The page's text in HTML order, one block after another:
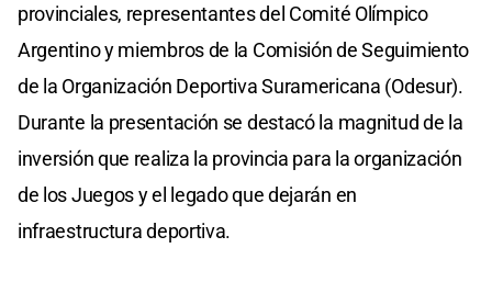
provinciales, representantes del Comité Olímpico
Argentino y miembros de la Comisión de Seguimiento
de la Organización Deportiva Suramericana (Odesur).
Durante la presentación se destacó la magnitud de la
inversión que realiza la provincia para la organización
de los Juegos y el legado que dejarán en
infraestructura deportiva.